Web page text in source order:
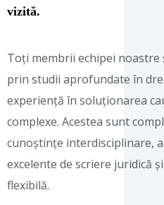
vizită.
Toți membrii echipei noastre
prin studii aprofundate în
experiență în soluționarea
complexe. Acestea sunt
cunoștințe interdisciplinare,
excelente de scriere juridică
flexibilă.